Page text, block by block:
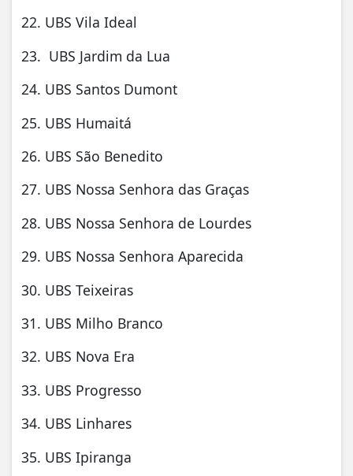
22. UBS Vila Ideal
23. UBS Jardim da Lua
24. UBS Santos Dumont
25. UBS Humaitá
26. UBS São Benedito
27. UBS Nossa Senhora das Graças
28. UBS Nossa Senhora de Lourdes
29. UBS Nossa Senhora Aparecida
30. UBS Teixeiras
31. UBS Milho Branco
32. UBS Nova Era
33. UBS Progresso
34. UBS Linhares
35. UBS Ipiranga